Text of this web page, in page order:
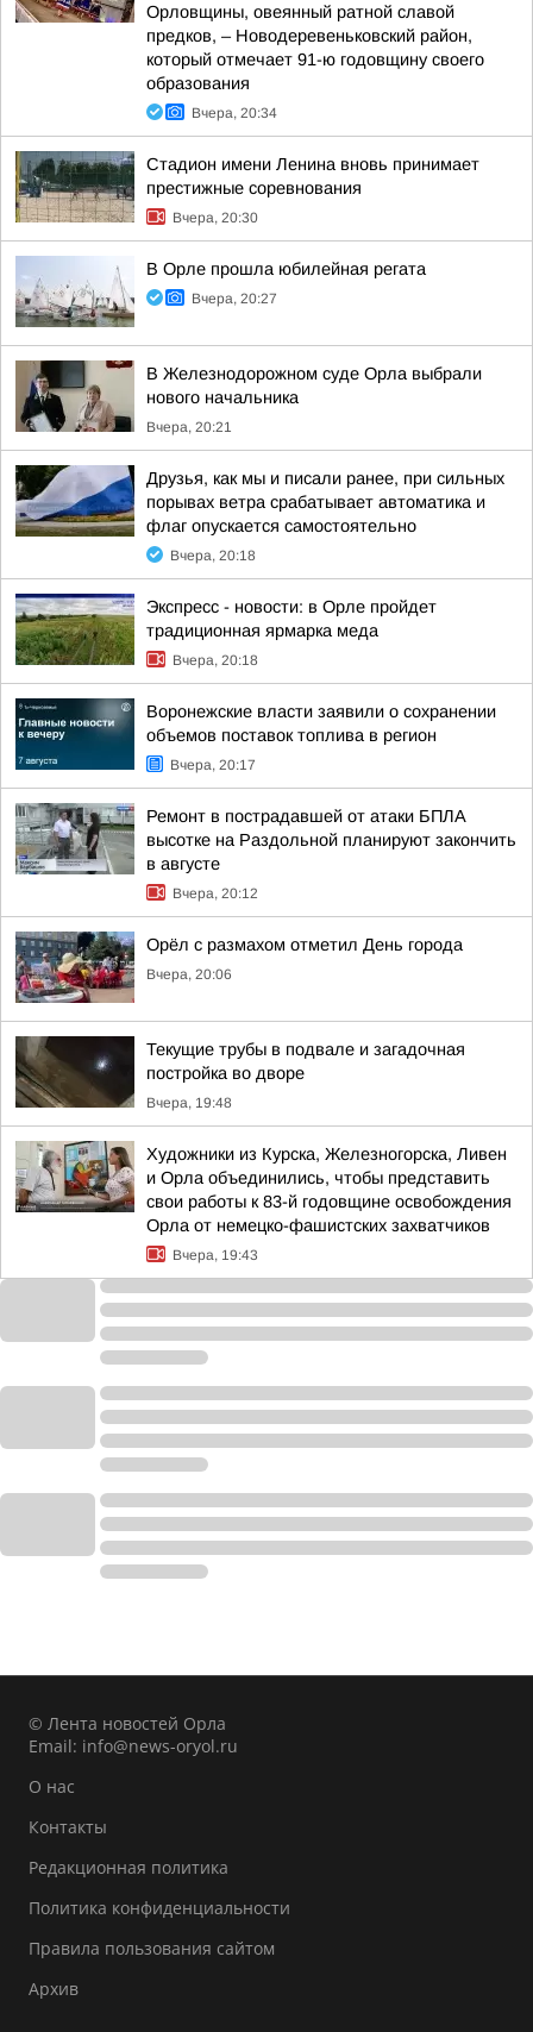
Орловщины, овеянный ратной славой
предков, – Новодеревеньковский район,
который отмечает 91-ю годовщину своего
образования
Вчера, 20:34
Стадион имени Ленина вновь принимает
престижные соревнования
Вчера, 20:30
В Орле прошла юбилейная регата
Вчера, 20:27
В Железнодорожном суде Орла выбрали
нового начальника
Вчера, 20:21
Друзья, как мы и писали ранее, при сильных
порывах ветра срабатывает автоматика и
флаг опускается самостоятельно
Вчера, 20:18
Экспресс - новости: в Орле пройдет
традиционная ярмарка меда
Вчера, 20:18
Воронежские власти заявили о сохранении
объемов поставок топлива в регион
Вчера, 20:17
Ремонт в пострадавшей от атаки БПЛА
высотке на Раздольной планируют закончить
в августе
Вчера, 20:12
Орёл с размахом отметил День города
Вчера, 20:06
Текущие трубы в подвале и загадочная
постройка во дворе
Вчера, 19:48
Художники из Курска, Железногорска, Ливен
и Орла объединились, чтобы представить
свои работы к 83-й годовщине освобождения
Орла от немецко-фашистских захватчиков
Вчера, 19:43
© Лента новостей Орла
Email: info@news-oryol.ru
О нас
Контакты
Редакционная политика
Политика конфиденциальности
Правила пользования сайтом
Архив